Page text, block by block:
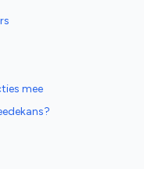
mee